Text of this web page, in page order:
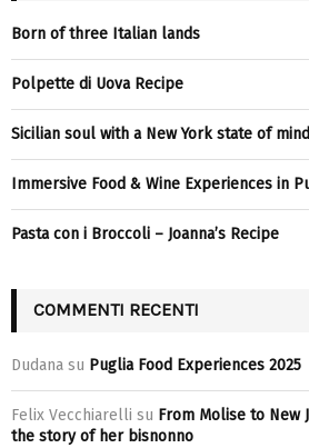
Born of three Italian lands
Polpette di Uova Recipe
Sicilian soul with a New York state of mind
Immersive Food & Wine Experiences in
Pasta con i Broccoli – Joanna’s Recipe
COMMENTI RECENTI
Dudana su Puglia Food Experiences 2025
Felix Vecchiarelli su From Molise to New
the story of her bisnonno